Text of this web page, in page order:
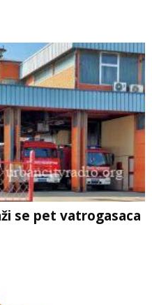
se pet vatrogasaca